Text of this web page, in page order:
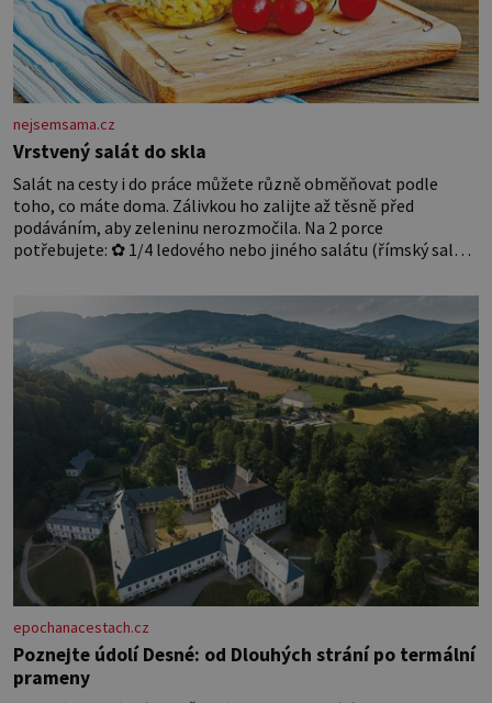
nejsemsama.cz
Vrstvený salát do skla
Salát na cesty i do práce můžete různě obměňovat podle
toho, co máte doma. Zálivkou ho zalijte až těsně před
podáváním, aby zeleninu nerozmočila. Na 2 porce
potřebujete: ✿ 1/4 ledového nebo jiného salátu (římský salát,
rajčata Zálivka: ✿ 4 lžíce olivového oleje ✿ 1 lžíci citronové
šťávy ✿ ½ stroužku
epochanacestach.cz
Poznejte údolí Desné: od Dlouhých strání po termální
prameny